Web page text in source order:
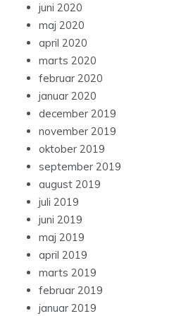
juni 2020
maj 2020
april 2020
marts 2020
februar 2020
januar 2020
december 2019
november 2019
oktober 2019
september 2019
august 2019
juli 2019
juni 2019
maj 2019
april 2019
marts 2019
februar 2019
januar 2019